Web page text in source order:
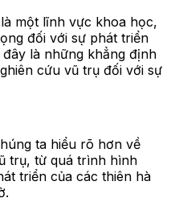
một lĩnh vực khoa học,
đối với sự phát triển
là những khẳng định
cứu vũ trụ đối với sự
ta hiểu rõ hơn về
trụ, từ quá trình hình
triển của các thiên hà